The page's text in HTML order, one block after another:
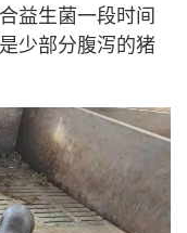
益生菌一段时间
少部分腹泻的猪